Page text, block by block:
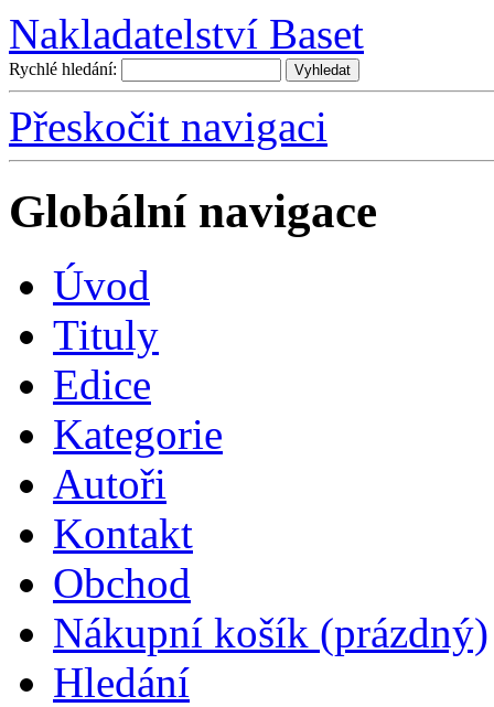
Nakladatelství Baset
Rychlé hledání:
Přeskočit navigaci
Globální navigace
Úvod
Tituly
Edice
Kategorie
Autoři
Kontakt
Obchod
Nákupní košík (prázdný)
Hledání